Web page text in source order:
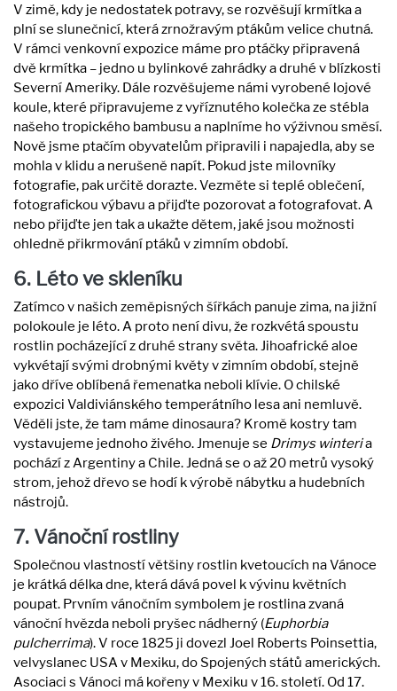
V zimě, kdy je nedostatek potravy, se rozvěšují krmítka a
plní se slunečnicí, která zrnožravým ptákům velice chutná.
V rámci venkovní expozice máme pro ptáčky připravená
dvě krmítka – jedno u bylinkové zahrádky a druhé v blízkosti
Severní Ameriky. Dále rozvěšujeme námi vyrobené lojové
koule, které připravujeme z vyříznutého kolečka ze stébla
našeho tropického bambusu a naplníme ho výživnou směsí.
Nově jsme ptačím obyvatelům připravili i napajedla, aby se
mohla v klidu a nerušeně napít. Pokud jste milovníky
fotografie, pak určitě dorazte. Vezměte si teplé oblečení,
fotografickou výbavu a přijďte pozorovat a fotografovat. A
nebo přijďte jen tak a ukažte dětem, jaké jsou možnosti
ohledně přikrmování ptáků v zimním období.
6. Léto ve skleníku
Zatímco v našich zeměpisných šířkách panuje zima, na jižní
polokoule je léto. A proto není divu, že rozkvétá spoustu
rostlin pocházející z druhé strany světa. Jihoafrické aloe
vykvétají svými drobnými květy v zimním období, stejně
jako dříve oblíbená řemenatka neboli klívie. O chilské
expozici Valdiviánského temperátního lesa ani nemluvě.
Věděli jste, že tam máme dinosaura? Kromě kostry tam
vystavujeme jednoho živého. Jmenuje se Drimys winteria
pochází z Argentiny a Chile. Jedná se o až 20 metrů vysoký
strom, jehož dřevo se hodí k výrobě nábytku a hudebních
nástrojů.
7. Vánoční rostliny
Společnou vlastností většiny rostlin kvetoucích na Vánoce
je krátká délka dne, která dává povel k vývinu květních
poupat. Prvním vánočním symbolem je rostlina zvaná
vánoční hvězda neboli pryšec nádherný (Euphorbia
pulcherrima). V roce 1825 ji dovezl Joel Roberts Poinsettia,
velvyslanec USA v Mexiku, do Spojených států amerických.
Asociaci s Vánoci má kořeny v Mexiku v 16. století. Od 17.